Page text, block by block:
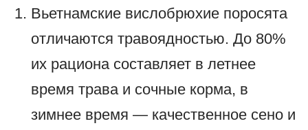
Вьетнамские вислобрюхие поросята
отличаются травоядностью. До 80%
их рациона составляет в летнее
время трава и сочные корма, в
зимнее время — качественное сено и